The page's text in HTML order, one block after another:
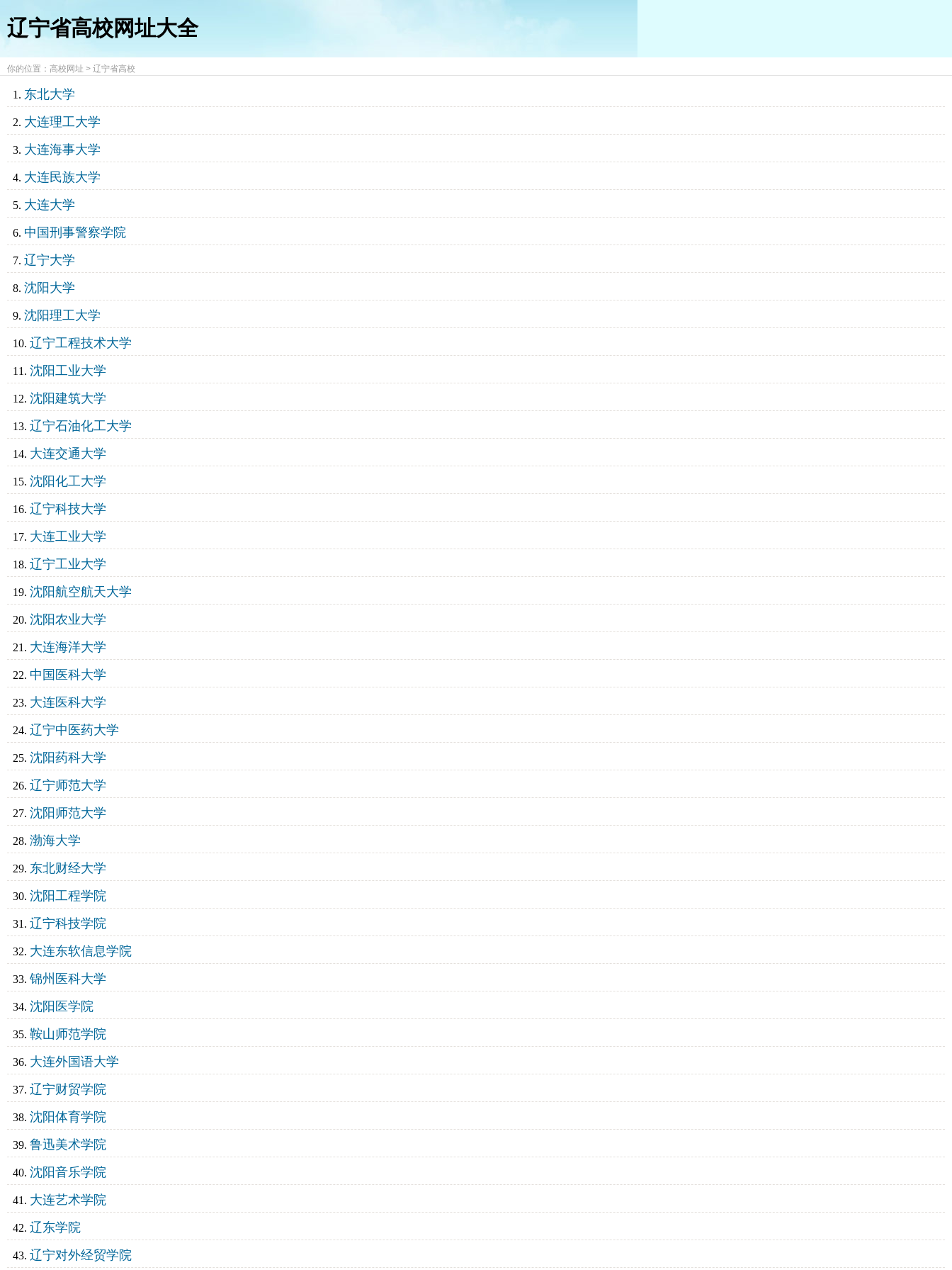
辽宁省高校网址大全
你的位置： 高校网址 > 辽宁省高校
东北大学
大连理工大学
大连海事大学
大连民族大学
大连大学
中国刑事警察学院
辽宁大学
沈阳大学
沈阳理工大学
辽宁工程技术大学
沈阳工业大学
沈阳建筑大学
辽宁石油化工大学
大连交通大学
沈阳化工大学
辽宁科技大学
大连工业大学
辽宁工业大学
沈阳航空航天大学
沈阳农业大学
大连海洋大学
中国医科大学
大连医科大学
辽宁中医药大学
沈阳药科大学
辽宁师范大学
沈阳师范大学
渤海大学
东北财经大学
沈阳工程学院
辽宁科技学院
大连东软信息学院
锦州医科大学
沈阳医学院
鞍山师范学院
大连外国语大学
辽宁财贸学院
沈阳体育学院
鲁迅美术学院
沈阳音乐学院
大连艺术学院
辽东学院
辽宁对外经贸学院